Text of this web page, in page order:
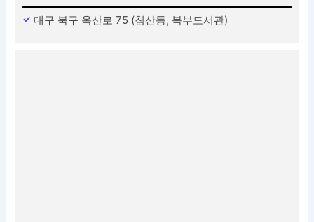
대구 북구 옥산로 75 (침산동, 북부도서관)